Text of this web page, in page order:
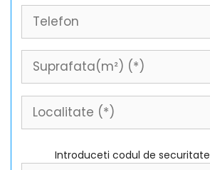
Introduceti codul de securitate